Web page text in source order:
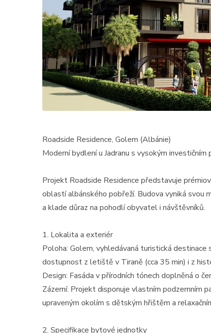
Roadside Residence, Golem (Albánie)
Moderní bydlení u Jadranu s vysokým investičním
Projekt Roadside Residence představuje
oblastí albánského pobřeží. Budova vyniká svou
a klade důraz na pohodlí obyvatel i návštěvníků.
1. Lokalita a exteriér
Poloha: Golem, vyhledávaná turistická destinace
dostupnost z letiště v Tiraně (cca 35 min) i z
Design: Fasáda v přírodních tónech doplněná o
Zázemí: Projekt disponuje vlastním podzemním
upraveným okolím s dětským hřištěm a
2. Specifikace bytové jednotky